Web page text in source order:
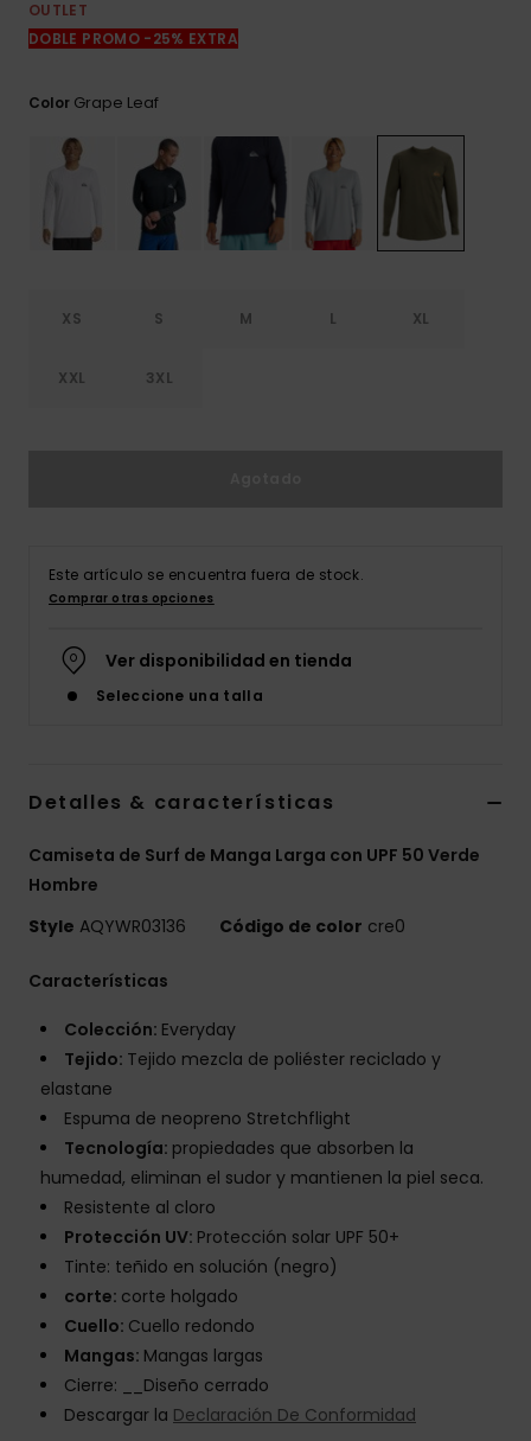
Consultar
OUTLET
DOBLE PROMO -25% EXTRA
Color Grape Leaf
XS S M L XL
XXL 3XL
Este artículo se encuentra fuera de stock.
Comprar otras opciones
Ver disponibilidad en tienda
Seleccione una talla
Detalles & características
Camiseta de Surf de Manga Larga con UPF 50 Verde
Hombre
Style AQYWR03136 Código de color cre0
Características
Colección: Everyday
Tejido: Tejido mezcla de poliéster reciclado y
elastane
Espuma de neopreno Stretchflight
Tecnología: propiedades que absorben la
humedad, eliminan el sudor y mantienen la piel seca.
Resistente al cloro
Protección UV: Protección solar UPF 50+
Tinte: teñido en solución (negro)
corte: corte holgado
Cuello: Cuello redondo
Mangas: Mangas largas
Cierre: __Diseño cerrado
Descargar la Declaración De Conformidad